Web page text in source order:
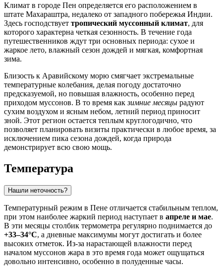
Климат в городе Пен определяется его расположением в
штате Махараштра, недалеко от западного побережья Индии.
Здесь господствует тропический муссонный климат, для
которого характерна четкая сезонность. В течение года
путешественников ждут три основных периода: сухое и
жаркое лето, влажный сезон дождей и мягкая, комфортная
зима.
Близость к Аравийскому морю смягчает экстремальные
температурные колебания, делая погоду достаточно
предсказуемой, но повышая влажность, особенно перед
приходом муссонов. В то время какзимние месяцы радуют
сухим воздухом и ясным небом, летний период приносит
зной. Этот регион остается теплым круглогодично, что
позволяет планировать визиты практически в любое время, за
исключением пика сезона дождей, когда природа
демонстрирует всю свою мощь.
Температура
Нашли неточность?
Температурный режим в Пене отличается стабильным теплом,
при этом наиболее жаркий период наступает в апреле и мае.
В эти месяцы столбик термометра регулярно поднимается до
+33–34°C, а дневные максимумы могут достигать и более
высоких отметок. Из-за нарастающей влажности перед
началом муссонов жара в это время года может ощущаться
довольно интенсивно, особенно в полуденные часы.